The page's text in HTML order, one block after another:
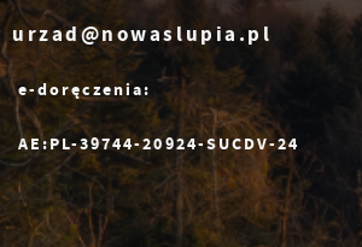
urzad@nowaslupia.pl
e-doręczenia:
AE:PL-39744-20924-SUCDV-24